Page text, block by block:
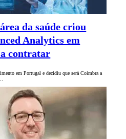
da saúde criou
Analytics em
contratar
em Portugal e decidiu que será Coimbra a